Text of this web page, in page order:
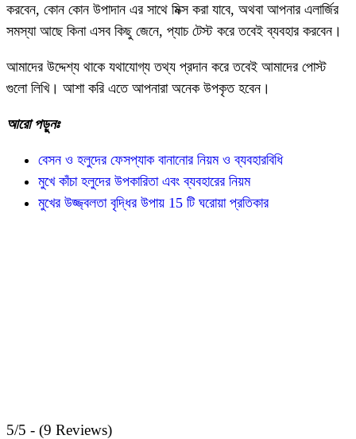
করবেন, কোন কোন উপাদান এর সাথে মিক্স করা যাবে, অথবা আপনার এলার্জির
সমস্যা আছে কিনা এসব কিছু জেনে, প্যাচ টেস্ট করে তবেই ব্যবহার করবেন।
আমাদের উদ্দেশ্য থাকে যথাযোগ্য তথ্য প্রদান করে তবেই আমাদের পোস্ট
গুলো লিখি। আশা করি এতে আপনারা অনেক উপকৃত হবেন।
আরো পড়ুনঃ
বেসন ও হলুদের ফেসপ্যাক বানানোর নিয়ম ও ব্যবহারবিধি
মুখে কাঁচা হলুদের উপকারিতা এবং ব্যবহারের নিয়ম
মুখের উজ্জ্বলতা বৃদ্ধির উপায় 15 টি ঘরোয়া প্রতিকার
5/5 - (9 Reviews)